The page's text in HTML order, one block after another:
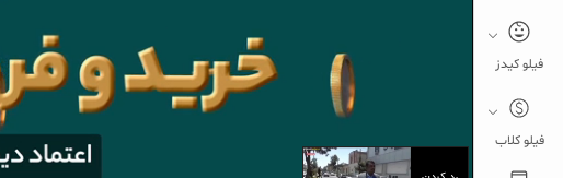
فیلو کیدز
فیلو کلاب